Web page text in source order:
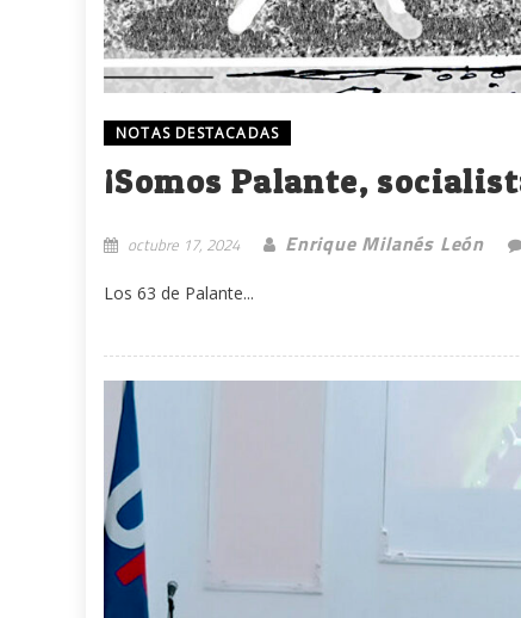
NOTAS DESTACADAS
¡Somos Palante,
octubre 17, 2024 Enrique Milanés León
Los 63 de Palante...